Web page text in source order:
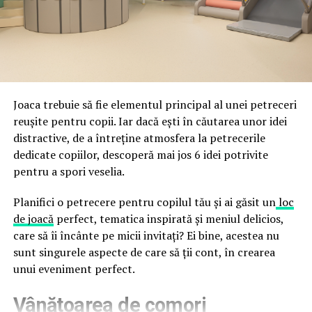
astfel încât confortul și estetica să funcționeze
împreună, nu în tensiune una cu cealaltă, pe toată
durata de viață a amenajării, indiferent de câte sezoane
fraude care exploatează încrederea în brand.
Directoratul Național de Securitate Cibernetică (DNSC)
financiare. Instituția recomandă verificarea atentă a
sursei mesajelor și raportarea incidentelor la numărul
unic 1911.
Campaniile identificate în ultimele săptămâni folosesc
false de streaming, coduri QR malițioase și mesaje care
promit bilete, rambursări, premii sau acces gratuit la
meciuri. FBI a emis în luna mai un avertisment privind
site-urile care clonează platforma oficială prin
modificări minore ale denumirii domeniului, precum
a colecta date personale și bancare.
Joaca trebuie să fie elementul principal al unei petreceri
reușite pentru copii. Iar dacă ești în căutarea unor idei
distractive, de a întreține atmosfera la petrecerile
dedicate copiilor, descoperă mai jos 6 idei potrivite
pentru a spori veselia.
Planifici o petrecere pentru copilul tău și ai găsit unloc
de joacăperfect, tematica inspirată și meniul delicios,
care să îi încânte pe micii invitați? Ei bine, acestea nu
sunt singurele aspecte de care să ții cont, în crearea
unui eveniment perfect.
Vânătoarea de comori